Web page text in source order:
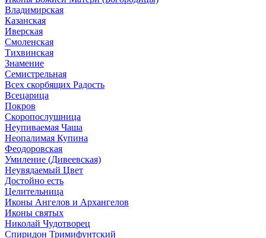
Владимирская
Казанская
Иверская
Смоленская
Тихвинская
Знамение
Семистрельная
Всех скорбящих Радость
Всецарица
Покров
Скоропослушница
Неупиваемая Чаша
Неопалимая Купина
Феодоровская
Умиление (Дивеевская)
Неувядаемый Цвет
Достойно есть
Целительница
Иконы Ангелов и Архангелов
Иконы святых
Николай Чудотворец
Спиридон Тримифунтский